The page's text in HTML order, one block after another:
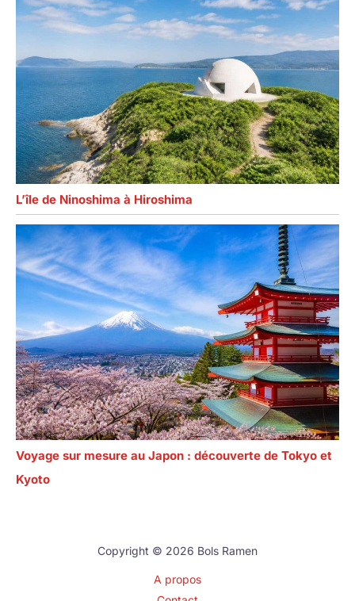
L’île de Ninoshima à Hiroshima
Voyage sur mesure au Japon : découverte de Tokyo et
Kyoto
Copyright © 2026 Bols Ramen
A propos